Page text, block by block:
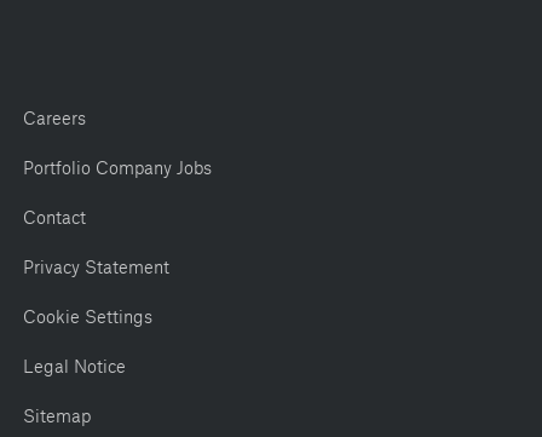
Careers
Portfolio Company Jobs
Contact
Privacy Statement
Cookie Settings
Legal Notice
Sitemap